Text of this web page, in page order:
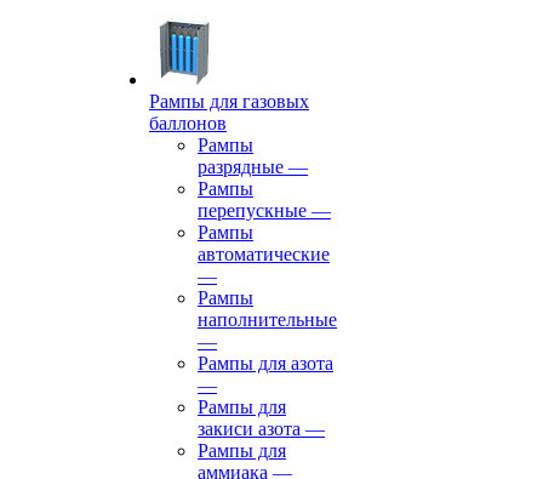
Рампы для газовых
баллонов
Рампы
разрядные —
Рампы
перепускные —
Рампы
автоматические
—
Рампы
наполнительные
—
Рампы для азота
—
Рампы для
закиси азота —
Рампы для
аммиака —